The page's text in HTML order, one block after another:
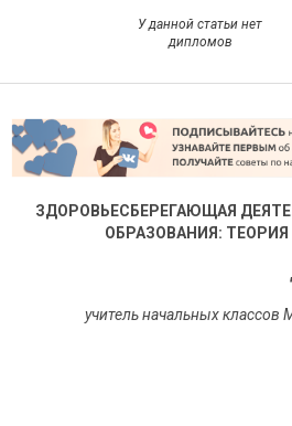
У данной статьи нет
дипломов
ЗДОРОВЬЕСБЕРЕГАЮЩАЯ
ОБРАЗОВАНИЯ:
учитель начальных